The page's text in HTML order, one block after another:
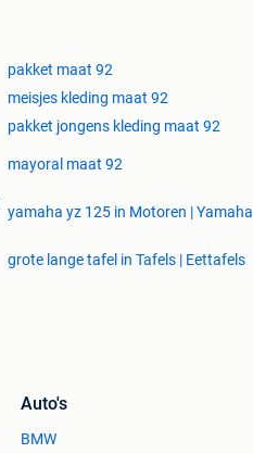
pakket maat 92
meisjes kleding maat 92
pakket jongens kleding maat 92
mayoral maat 92
yamaha yz 125 in Motoren | Yamaha
grote lange tafel in Tafels | Eettafels
Auto's
BMW